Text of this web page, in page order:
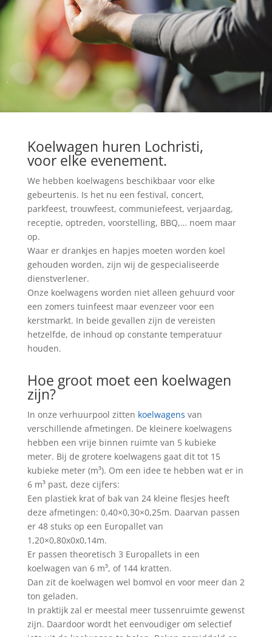
Koelwagen huren Lochristi,
voor elke evenement.
We hebben koelwagens beschikbaar voor elke
gebeurtenis. Is het nu een festival, concert,
parkfeest, trouwfeest, communiefeest, verjaardag,
receptie, optreden, voorstelling, BBQ,… noem maar
op.
Waar er drankjes en hapjes moeten worden koel
gehouden worden, zijn wij de gespecialiseerde
dienstverlener.
Onze koelwagens worden niet alleen gehuurd voor
een zomers tuinfeest maar evenzeer voor een
kerstmarkt. In beide gevallen zijn de vereisten
hetzelfde, de inhoud op constante temperatuur
houden.
Hoe groot moet een koelwagen
zijn?
In onze verhuurpool zitten koelwagens van
verschillende afmetingen. De kleinere koelwagens
hebben een vrije binnen ruimte van 5 kubieke
meter. Bij de grotere koelwagens gaat dit tot 15
kubieke meter (m³). Om een idee te hebben wat er in
6 m³ past, deze cijfers:
Een plastiek krat of bak van 24 kleine flesjes heeft
deze afmetingen: 0,40×0,30×0,25m. Daarvan passen
er 48 stuks op een Europallet van
1,20×0,80x0x0,14m.
Er passen theoretisch 3 Europallets in een
koelwagen van 6 m³, of 144 kratten.
Dan zit de koelwagen wel bomvol en voor meer dan 2
ton geladen.
In praktijk zal er meestal meer tussenruimte gewenst
zijn. Daardoor wordt het eenvoudiger om selectief